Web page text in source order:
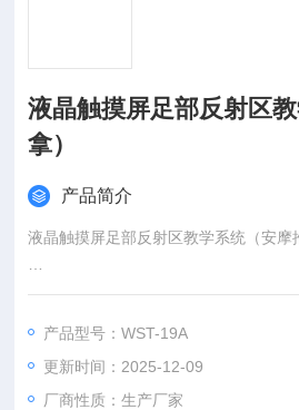
液晶触摸屏足部反射区
拿）
产品简介
液晶触摸屏足部反射区教学系统（安摩
足部反射区教学系统是一套高科技的
人员熟悉足部保健安摩的核心内容，
的帮助和指导作用。
产品型号：WST-19A
更新时间：2025-12-09
厂商性质：生产厂家